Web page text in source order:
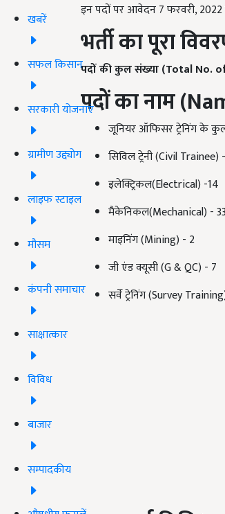
खबरें
सफल किसान
सरकारी योजनाएं
ग्रामीण उद्द्योग
लाइफ स्टाइल
मौसम
कंपनी समाचार
साक्षात्कार
विविध
बाजार
सम्पादकीय
इन पदों पर आवेदन 7 फरवरी,
भर्ती का पूरा
पदों की कुल संख्या(Total No.
पदों का नाम
जूनियर ऑफिसर ट्रेनिंग के कुल
सिविल ट्रेनी (Civil Trainee)
इलेक्ट्रिकल(Electrical) -14
मैकेनिकल(Mechanical) - 33
माइनिंग (Mining) - 2
जी एंड क्यूसी (G & QC) - 7
सर्वे ट्रेनिंग (Survey